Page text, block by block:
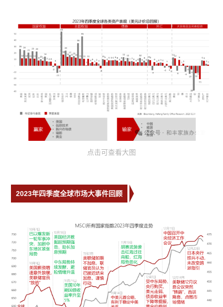
点击可查看大图
2023年四季度全球市场大事件回顾